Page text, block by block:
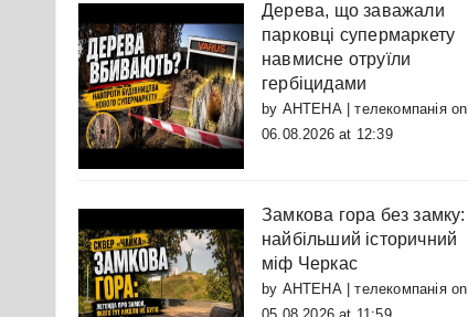
Дерева, що заважали
парковці супермаркету
навмисне отруїли
гербіцидами
by АНТЕНА | телекомпаніяon
06.08.2026 at 12:39
Замкова гора без замку:
найбільший історичний
міф Черкас
by АНТЕНА | телекомпаніяon